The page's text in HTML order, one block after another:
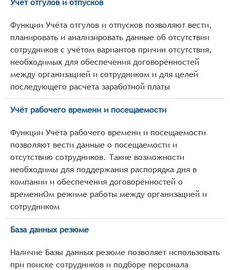
Учёт отгулов и отпусков
Функции Учёта отгулов и отпусков позволяют вести,
планировать и анализировать данные об отсутствии
сотрудников с учётом вариантов причин отсутствия,
необходимых для обеспечения договорённостей
между организацией и сотрудником и для целей
последующего расчёта заработной платы
Учёт рабочего времени и посещаемости
Функции Учёта рабочего времени и посещаемости
позволяют вести данные о посещаемости и
отсутствию сотрудников. Такие возможности
необходимы для поддержания распорядка дня в
компании и обеспечения договорённостей о
временнОм режиме работы между организацией и
сотрудником
База данных резюме
Наличие Базы данных резюме позволяет использовать
при поиске сотрудников и подборе персонала